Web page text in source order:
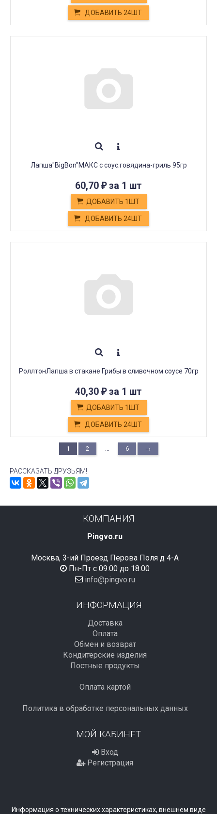
ДОБАВИТЬ 24ШТ
Лапша"BigBon"МАКС с соус.говядина-гриль 95гр
60,70 ₽за 1 шт
ДОБАВИТЬ 1ШТ
ДОБАВИТЬ 24ШТ
РоллтонЛапша в стакане Грибы в сливочном соусе 70гр
40,30 ₽за 1 шт
ДОБАВИТЬ 1ШТ
ДОБАВИТЬ 24ШТ
1 2 6 →
РАССКАЗАТЬ ДРУЗЬЯМ!
КОМПАНИЯ
Pingvo.ru
Москва, 3-ий Проезд Перова Поля д 4-А
Пн-Пт с 09:00 до 18:00
info@pingvo.ru
ИНФОРМАЦИЯ
Доставка
Оплата
Обмен и возврат
Кондитерские изделия
Постные продукты
Оплата картой
Политика в обработке персональных данных
МОЙ КАБИНЕТ
Вход
Регистрация
Информация о технических характеристиках, внешнем виде